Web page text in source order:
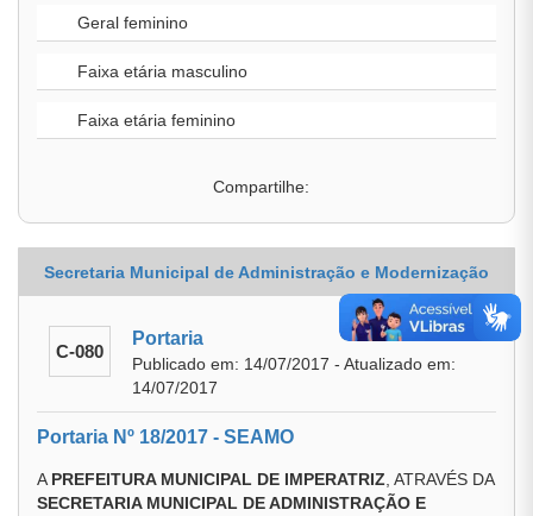
Geral feminino
Faixa etária masculino
Faixa etária feminino
Compartilhe:
Secretaria Municipal de Administração e Modernização
C-080
Portaria
Publicado em: 14/07/2017 - Atualizado em:
14/07/2017
Portaria Nº 18/2017 - SEAMO
A PREFEITURA MUNICIPAL DE IMPERATRIZ , ATRAVÉS DA
SECRETARIA MUNICIPAL DE ADMINISTRAÇÃO E